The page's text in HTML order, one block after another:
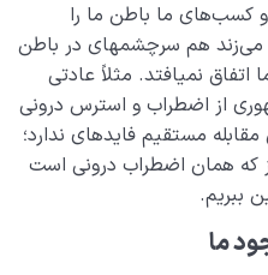
کسب‌های ما باطن ما را
می‌زند هم سرچشمه­ای در باطن
اتفاق نمی­افتد. مثلاً عادتی
از اضطراب و استرس درونی
مستقیم فایده­ای ندارد؛
که همان اضطراب درونی است
ببریم.
ما